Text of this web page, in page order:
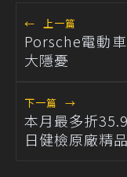
← 上一篇
Porsche電動
大隱憂
下一篇 →
本月最多折
日健檢原廠精